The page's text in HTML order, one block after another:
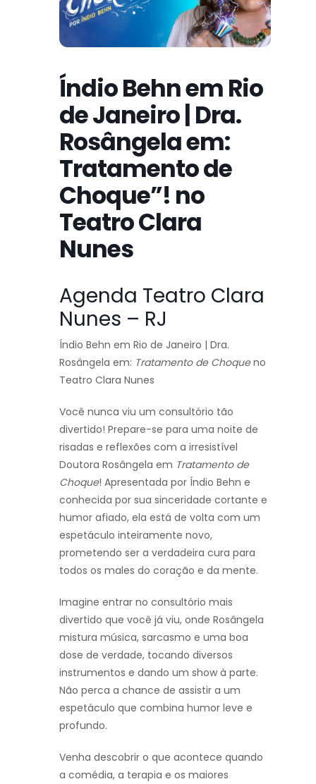
Índio Behn em Rio
de Janeiro | Dra.
Rosângela em:
Tratamento de
Choque”! no
Teatro Clara
Nunes
Agenda Teatro Clara
Nunes – RJ
Índio Behn em Rio de Janeiro | Dra.
Rosângela em: Tratamento de Choqueno
Teatro Clara Nunes
Você nunca viu um consultório tão
divertido! Prepare-se para uma noite de
risadas e reflexões com a irresistível
Doutora Rosângela em Tratamento de
Choque! Apresentada por Índio Behn e
conhecida por sua sinceridade cortante e
humor afiado, ela está de volta com um
espetáculo inteiramente novo,
prometendo ser a verdadeira cura para
todos os males do coração e da mente.
Imagine entrar no consultório mais
divertido que você já viu, onde Rosângela
mistura música, sarcasmo e uma boa
dose de verdade, tocando diversos
instrumentos e dando um show à parte.
Não perca a chance de assistir a um
espetáculo que combina humor leve e
profundo.
Venha descobrir o que acontece quando
a comédia, a terapia e os maiores